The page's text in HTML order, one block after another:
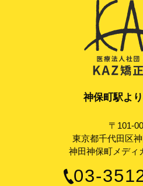
神保町駅よ
〒101-
東京都千代田区
神田神保町メディ
03-